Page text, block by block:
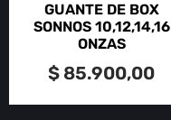
GUANTE DE BOX
SONNOS 10,12,14,16
ONZAS
$ 85.900,00